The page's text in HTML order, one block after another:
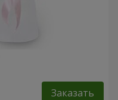
Заказать